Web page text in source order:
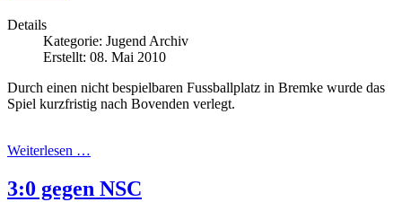
Details
Kategorie: Jugend Archiv
Erstellt: 08. Mai 2010
Durch einen nicht bespielbaren Fussballplatz in Bremke wurde das
Spiel kurzfristig nach Bovenden verlegt.
Weiterlesen …
3:0 gegen NSC